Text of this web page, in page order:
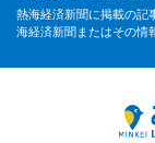
熱海経済新聞に掲載の記
海経済新聞またはその情